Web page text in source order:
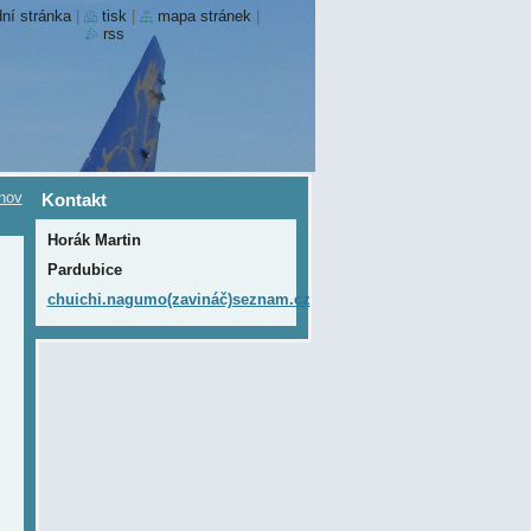
Kontakt
Horák Martin
Pardubice
chuichi.nagumo(zavináč)seznam.cz
stránka tisk mapa stránek
rss